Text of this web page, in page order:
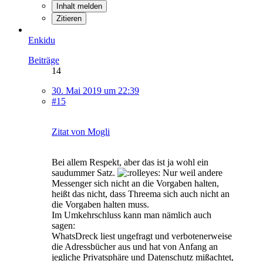
Inhalt melden
Zitieren
Enkidu
Beiträge
14
30. Mai 2019 um 22:39
#15
Zitat von Mogli
Bei allem Respekt, aber das ist ja wohl ein
saudummer Satz.
Nur weil andere
Messenger sich nicht an die Vorgaben halten,
heißt das nicht, dass Threema sich auch nicht an
die Vorgaben halten muss.
Im Umkehrschluss kann man nämlich auch
sagen:
WhatsDreck liest ungefragt und verbotenerweise
die Adressbücher aus und hat von Anfang an
jegliche Privatsphäre und Datenschutz mißachtet,